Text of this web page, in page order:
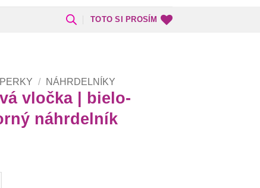
TOTO SI PROSÍM
/ NÁHRDELNÍKY
vločka | bielo-
náhrdelník
vločka | bielo-strieborný náhrdelník